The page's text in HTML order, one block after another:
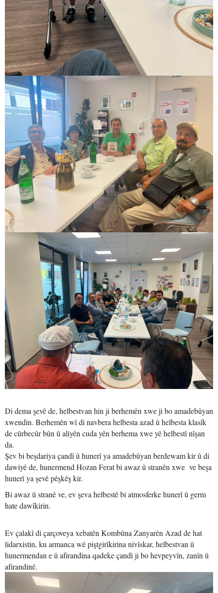
Di dema şevê de, helbestvan hin ji berhemên xwe ji bo amadebûyan
xwendin. Berhemên wî di navbera helbesta azad û helbesta klasîk
de cûrbecûr bûn û aliyên cuda yên berhema xwe yê helbestî nîşan
da.
Şev bi beşdariya çandî û hunerî ya amadebûyan berdewam kir û di
dawiyê de, hunermend Hozan Ferat bi awaz û stranên xwe ve beşa
hunerî ya şevê pêşkêş kir.
Bi awaz û stranê ve, ev şeva helbestê bi atmosferke hunerî û germ
hate dawîkirin.
Ev çalakî di çarçoveya xebatên Kombûna Zanyarên Azad de hat
lidarxistin, ku armanca wê piştgirîkirina nivîskar, helbestvan û
hunermendan e û afirandina qadeke çandî ji bo hevpeyvîn, zanîn û
afirandinê.